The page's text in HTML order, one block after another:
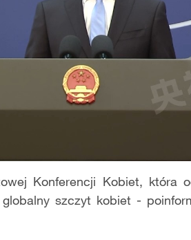
Konferencji Kobiet, która
szczyt kobiet -